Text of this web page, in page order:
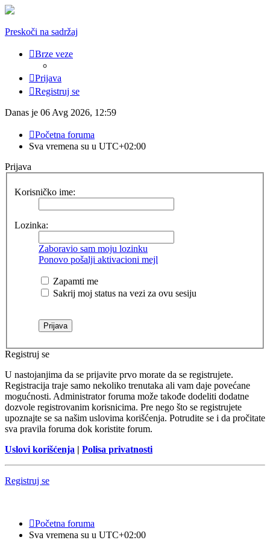
Preskoči na sadržaj
Brze veze
Prijava
Registruj se
Danas je 06 Avg 2026, 12:59
Početna foruma
Sva vremena su u UTC+02:00
Prijava
Korisničko ime:
Lozinka:
Zaboravio sam moju lozinku
Ponovo pošalji aktivacioni mejl
Zapamti me
Sakrij moj status na vezi za ovu sesiju
Registruj se
U nastojanjima da se prijavite prvo morate da se registrujete.
Registracija traje samo nekoliko trenutaka ali vam daje povećane
mogućnosti. Administrator foruma može takođe dodeliti dodatne
dozvole registrovanim korisnicima. Pre nego što se registrujete
upoznajte se sa našim uslovima korišćenja. Potrudite se i da pročitate
sva pravila foruma dok koristite forum.
Uslovi korišćenja | Polisa privatnosti
Registruj se
Početna foruma
Sva vremena su u UTC+02:00